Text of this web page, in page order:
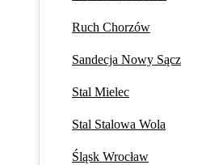
Ruch Chorzów
Sandecja Nowy Sącz
Stal Mielec
Stal Stalowa Wola
Śląsk Wrocław